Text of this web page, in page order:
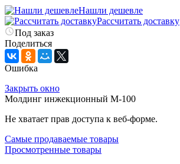
Нашли дешевле
Рассчитать доставку
Под заказ
Поделиться
Ошибка
Закрыть окно
Молдинг инжекционный M-100
Не хватает прав доступа к веб-форме.
Самые продаваемые товары
Просмотренные товары